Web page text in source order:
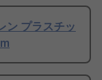
ン プラスチッ